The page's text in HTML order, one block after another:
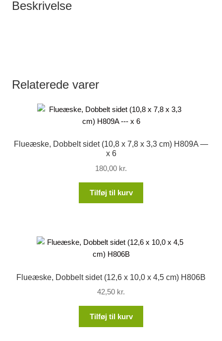
6
Beskrivelse
Relaterede varer
Flueæske, Dobbelt sidet (10,8 x 7,8 x 3,3 cm) H809A —
x 6
180,00 kr.
Tilføj til kurv
Flueæske, Dobbelt sidet (12,6 x 10,0 x 4,5 cm) H806B
42,50 kr.
Tilføj til kurv